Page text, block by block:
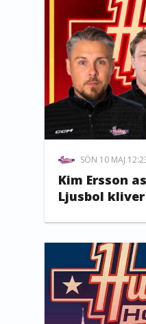
SÖN 10 MAJ
Kim Ersson
Ljusbol